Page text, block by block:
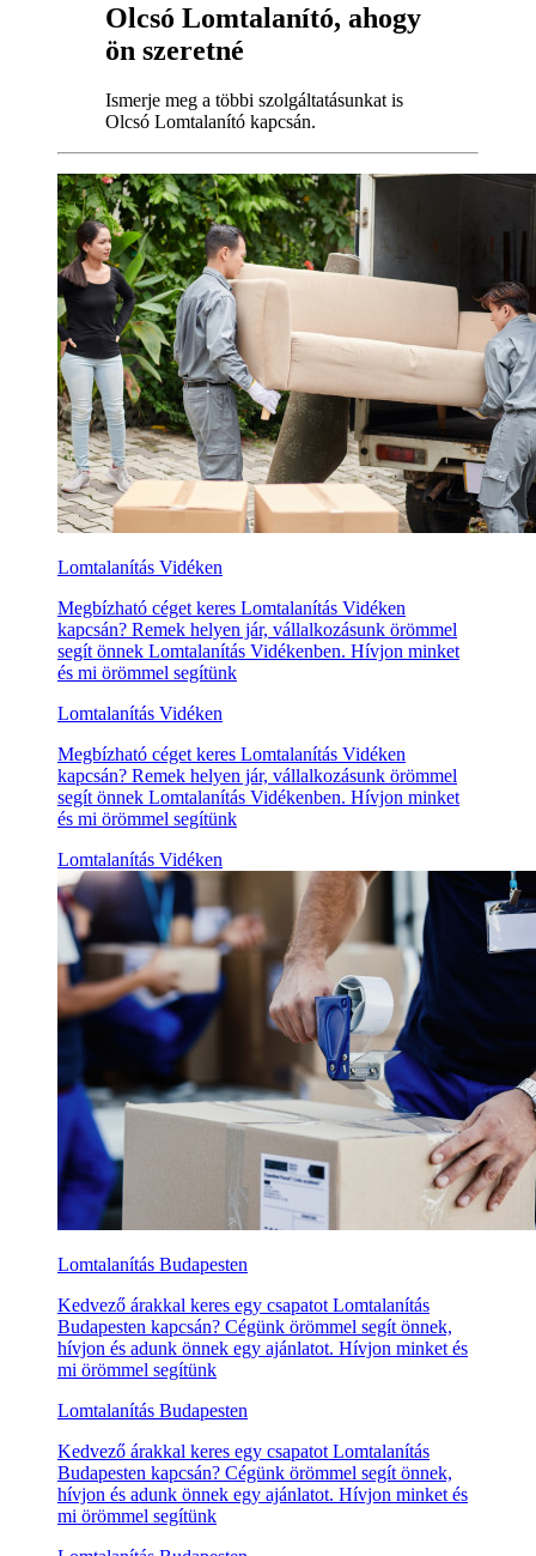
Olcsó Lomtalanító, ahogy
ön szeretné
Ismerje meg a többi szolgáltatásunkat is
Olcsó Lomtalanító kapcsán.
Lomtalanítás Vidéken
Megbízható céget keres Lomtalanítás Vidéken
kapcsán? Remek helyen jár, vállalkozásunk örömmel
segít önnek Lomtalanítás Vidékenben. Hívjon minket
és mi örömmel segítünk
Lomtalanítás Vidéken
Megbízható céget keres Lomtalanítás Vidéken
kapcsán? Remek helyen jár, vállalkozásunk örömmel
segít önnek Lomtalanítás Vidékenben. Hívjon minket
és mi örömmel segítünk
Lomtalanítás Vidéken
Lomtalanítás Budapesten
Kedvező árakkal keres egy csapatot Lomtalanítás
Budapesten kapcsán? Cégünk örömmel segít önnek,
hívjon és adunk önnek egy ajánlatot. Hívjon minket és
mi örömmel segítünk
Lomtalanítás Budapesten
Kedvező árakkal keres egy csapatot Lomtalanítás
Budapesten kapcsán? Cégünk örömmel segít önnek,
hívjon és adunk önnek egy ajánlatot. Hívjon minket és
mi örömmel segítünk